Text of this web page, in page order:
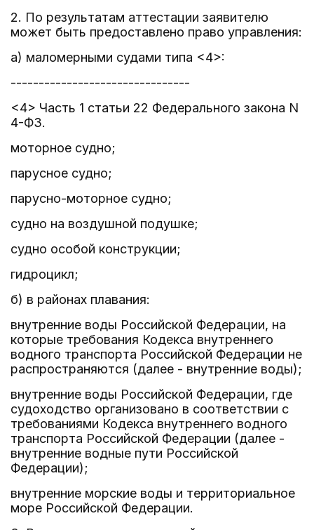
2. По результатам аттестации заявителю
может быть предоставлено право управления:
а) маломерными судами типа <4>:
--------------------------------
<4> Часть 1 статьи 22 Федерального закона N
4-ФЗ.
моторное судно;
парусное судно;
парусно-моторное судно;
судно на воздушной подушке;
судно особой конструкции;
гидроцикл;
б) в районах плавания:
внутренние воды Российской Федерации, на
которые требования Кодекса внутреннего
водного транспорта Российской Федерации не
распространяются (далее - внутренние воды);
внутренние воды Российской Федерации, где
судоходство организовано в соответствии с
требованиями Кодекса внутреннего водного
транспорта Российской Федерации (далее -
внутренние водные пути Российской
Федерации);
внутренние морские воды и территориальное
море Российской Федерации.